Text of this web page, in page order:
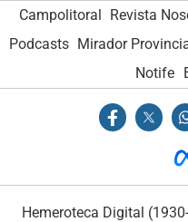
Campolitoral Revista
Podcasts Mirador
Notife
Hemeroteca Digital